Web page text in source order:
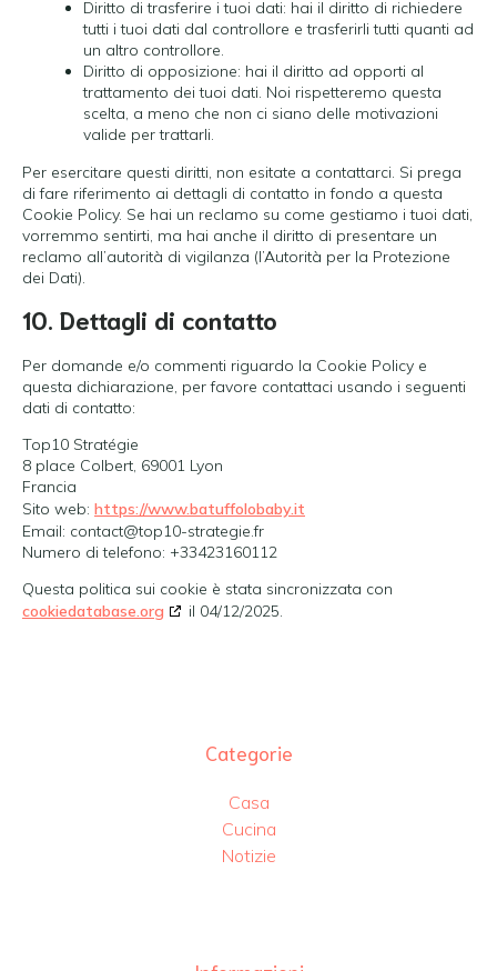
Diritto di trasferire i tuoi dati: hai il diritto di richiedere
tutti i tuoi dati dal controllore e trasferirli tutti quanti ad
un altro controllore.
Diritto di opposizione: hai il diritto ad opporti al
trattamento dei tuoi dati. Noi rispetteremo questa
scelta, a meno che non ci siano delle motivazioni
valide per trattarli.
Per esercitare questi diritti, non esitate a contattarci. Si prega
di fare riferimento ai dettagli di contatto in fondo a questa
Cookie Policy. Se hai un reclamo su come gestiamo i tuoi dati,
vorremmo sentirti, ma hai anche il diritto di presentare un
reclamo all’autorità di vigilanza (l’Autorità per la Protezione
dei Dati).
10. Dettagli di contatto
Per domande e/o commenti riguardo la Cookie Policy e
questa dichiarazione, per favore contattaci usando i seguenti
dati di contatto:
Top10 Stratégie
8 place Colbert, 69001 Lyon
Francia
Sito web: https://www.batuffolobaby.it
Email: contact@top10-strategie.fr
Numero di telefono: +33423160112
Questa politica sui cookie è stata sincronizzata con
cookiedatabase.org
il 04/12/2025.
Categorie
Casa
Cucina
Notizie